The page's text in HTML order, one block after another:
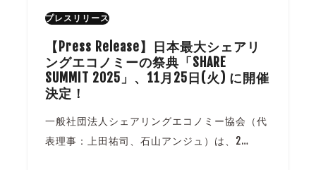
プレスリリース
【Press Release】日本最大シェアリ
ングエコノミーの祭典「SHARE
SUMMIT 2025」、11月25日(火) に開催
決定！
一般社団法人シェアリングエコノミー協会（代
表理事：上田祐司、石山アンジュ）は、2…